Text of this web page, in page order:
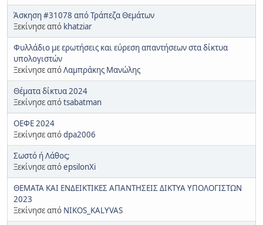
Άσκηση #31078 από Τράπεζα Θεμάτων
Ξεκίνησε από khatziar
Φυλλάδιο με ερωτήσεις και εύρεση απαντήσεων στα δίκτυα
υπολογιστών
Ξεκίνησε απόΛαμπράκης Μανώλης
Θέματα δίκτυα 2024
Ξεκίνησε απόtsabatman
ΟΕΦΕ 2024
Ξεκίνησε απόdpa2006
Σωστό ή Λάθος;
Ξεκίνησε απόepsilonXi
ΘΕΜΑΤΑ ΚΑΙ ΕΝΔΕΙΚΤΙΚΕΣ ΑΠΑΝΤΗΣΕΙΣ ΔΙΚΤΥΑ ΥΠΟΛΟΓΙΣΤΩΝ
2023
Ξεκίνησε από NIKOS_KALYVAS